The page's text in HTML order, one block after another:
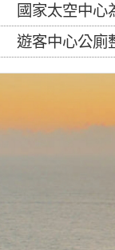
國家太空中心為辦理
遊客中心公廁